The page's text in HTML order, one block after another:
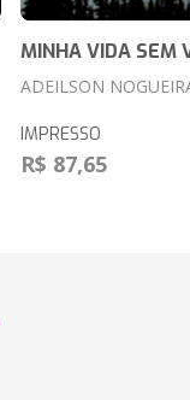
MINHA VIDA SEM
ADEILSON
IMPRESSO
R$ 87,65